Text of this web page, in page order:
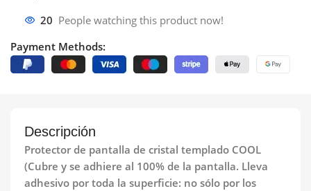
20 People watching this product now!
Payment Methods:
Descripción
Protector de pantalla de cristal templado COOL
(Cubre y se adhiere al 100% de la pantalla. Lleva
adhesivo por toda la superficie: no sólo por los